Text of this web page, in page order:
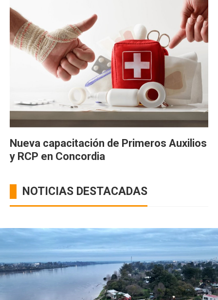
Nueva capacitación de Primeros Auxilios
y RCP en Concordia
NOTICIAS DESTACADAS